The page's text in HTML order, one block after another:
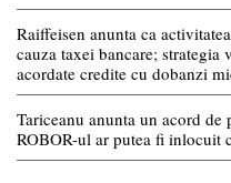
Raiffeisen anunta ca
cauza taxei bancare;
acordate credite cu dobanzi
Tariceanu anunta un acord
ROBOR-ul ar putea fi inlocuit